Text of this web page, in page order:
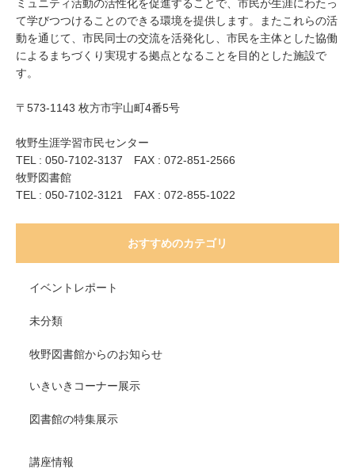
ミュニティ活動の活性化を促進することで、市民が生涯にわたっ
て学びつつけることのできる環境を提供します。またこれらの活
動を通じて、市民同士の交流を活発化し、市民を主体とした協働
によるまちづくり実現する拠点となることを目的とした施設で
す。
〒573-1143 枚方市宇山町4番5号
牧野生涯学習市民センター
TEL : 050-7102-3137 FAX : 072-851-2566
牧野図書館
TEL : 050-7102-3121 FAX : 072-855-1022
おすすめのカテゴリ
イベントレポート
未分類
牧野図書館からのお知らせ
いきいきコーナー展示
図書館の特集展示
講座情報